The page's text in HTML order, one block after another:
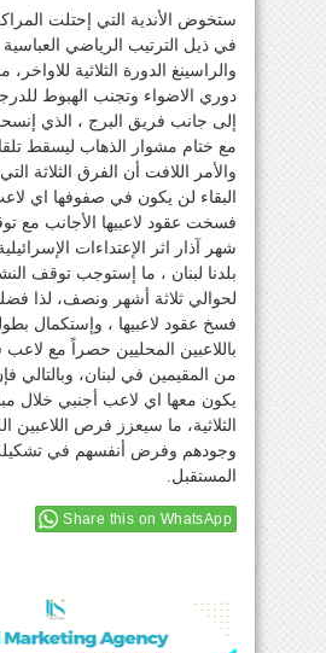
ستخوض الأندية التي إحتلت المراكز
في ذيل الترتيب الرياضي
والراسينغ الدورة الثلاثية
دوري الاضواء وتجنب الهبوط
إلى جانب فريق البرج ، الذي
مع ختام مشوار الذهاب ليسقط
والأمر اللافت أن الفرق الثلاثة
البقاء لن يكون في صفوفها اي
فسخت عقود لاعبيها الأجانب مع
شهر آذار اثر الإعتداءات
بلدنا لبنان ، ما إستوجب توقف
لحوالي ثلاثة أشهر ونصف، لذا فضلت
فسخ عقود لاعبيها ، وإستكمال
باللاعبين المحليين حصراً مع
من المقيمين في لبنان، وبالتالي
يكون معها اي لاعب أجنبي خلال
الثلاثية، ما سيعزز فرص اللاعبين
وجودهم وفرض أنفسهم في
المستقبل.
Share this on WhatsApp